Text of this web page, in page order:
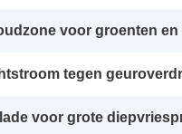
voor groenten en
tegen
voor grote